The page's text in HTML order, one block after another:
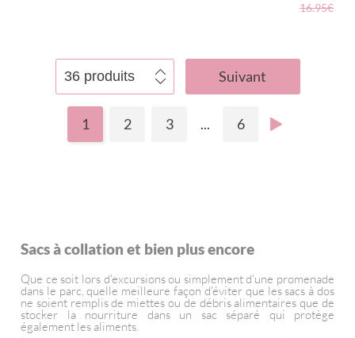
16.95€
Suivant
1 2 3 ... 6
Sacs à collation et bien plus encore
Que ce soit lors d'excursions ou simplement d'une promenade
dans le parc, quelle meilleure façon d'éviter que les sacs à dos
ne soient remplis de miettes ou de débris alimentaires que de
stocker la nourriture dans un sac séparé qui protège
également les aliments.